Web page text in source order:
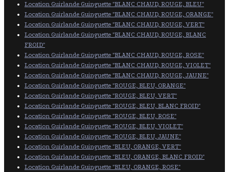
Location Guirlande Guinguette "BLANC CHAUD, ROUGE, BLEU"
Location Guirlande Guinguette "BLANC CHAUD, ROUGE, ORANGE"
Location Guirlande Guinguette "BLANC CHAUD, ROUGE, VERT"
Location Guirlande Guinguette "BLANC CHAUD, ROUGE, BLANC
FROID"
Location Guirlande Guinguette "BLANC CHAUD, ROUGE, ROSE"
Location Guirlande Guinguette "BLANC CHAUD, ROUGE, VIOLET"
Location Guirlande Guinguette "BLANC CHAUD, ROUGE, JAUNE"
Location Guirlande Guinguette "ROUGE, BLEU, ORANGE"
Location Guirlande Guinguette "ROUGE, BLEU, VERT"
Location Guirlande Guinguette "ROUGE, BLEU, BLANC FROID"
Location Guirlande Guinguette "ROUGE, BLEU, ROSE"
Location Guirlande Guinguette "ROUGE, BLEU, VIOLET"
Location Guirlande Guinguette "ROUGE, BLEU, JAUNE"
Location Guirlande Guinguette "BLEU, ORANGE, VERT"
Location Guirlande Guinguette "BLEU, ORANGE, BLANC FROID"
Location Guirlande Guinguette "BLEU, ORANGE, ROSE"